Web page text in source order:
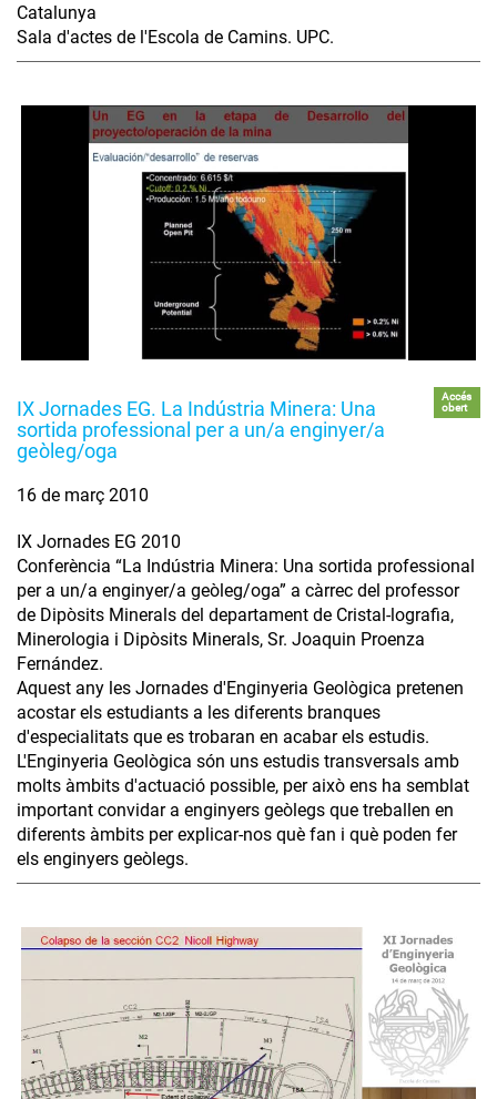
Catalunya
Sala d'actes de l'Escola de Camins. UPC.
IX Jornades EG. La Indústria Minera: Una
sortida professional per a un/a enginyer/a
geòleg/oga
Accés
obert
16 de març 2010
IX Jornades EG 2010
Conferència “La Indústria Minera: Una sortida professional
per a un/a enginyer/a geòleg/oga” a càrrec del professor
de Dipòsits Minerals del departament de Cristal-lografia,
Minerologia i Dipòsits Minerals, Sr. Joaquin Proenza
Fernández.
Aquest any les Jornades d'Enginyeria Geològica pretenen
acostar els estudiants a les diferents branques
d'especialitats que es trobaran en acabar els estudis.
L'Enginyeria Geològica són uns estudis transversals amb
molts àmbits d'actuació possible, per això ens ha semblat
important convidar a enginyers geòlegs que treballen en
diferents àmbits per explicar-nos què fan i què poden fer
els enginyers geòlegs.